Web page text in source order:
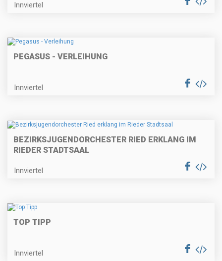
Innviertel
PEGASUS - VERLEIHUNG
Innviertel
BEZIRKSJUGENDORCHESTER RIED ERKLANG IM
RIEDER STADTSAAL
Innviertel
TOP TIPP
Innviertel